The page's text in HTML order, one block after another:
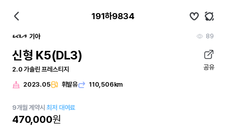
191하9834
기아 89
신형 K5(DL3)
2.0 가솔린 프레스티지 공유
2023.05 휘발유 110,506km
9개월 계약시최저 대여료
470,000원